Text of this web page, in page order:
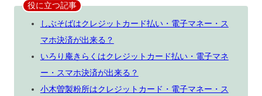
役に立つ記事
しぶそばはクレジットカード払い・電子マネー・ス
マホ決済が出来る？
いろり庵きらくはクレジットカード払い・電子マネ
ー・スマホ決済が出来る？
小木曽製粉所はクレジットカード・電子マネー・ス